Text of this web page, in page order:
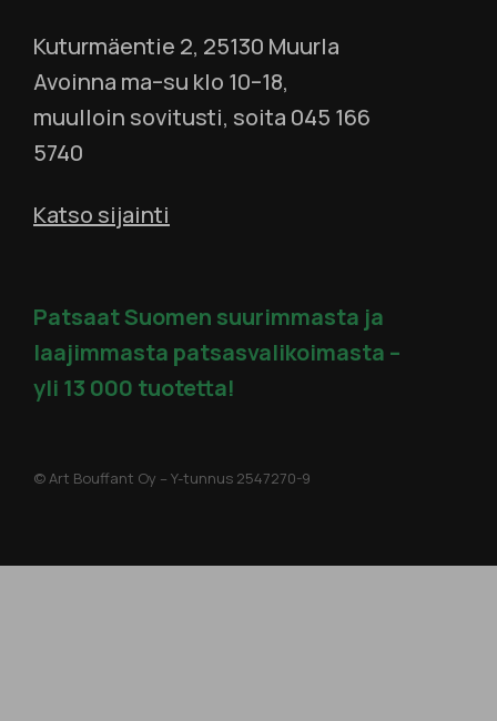
Kuturmäentie 2, 25130 Muurla
Avoinna ma–su klo 10–18,
muulloin sovitusti, soita 045 166
5740
Katso sijainti
Patsaat Suomen suurimmasta ja
laajimmasta patsasvalikoimasta –
yli 13 000 tuotetta!
© Art Bouffant Oy – Y-tunnus 2547270-9